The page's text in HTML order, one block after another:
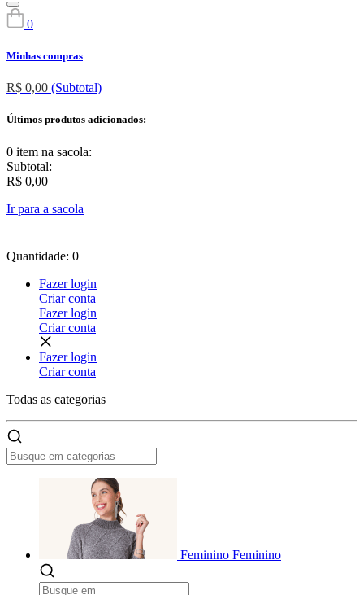
0
Minhas compras
R$ 0,00 (Subtotal)
Últimos produtos adicionados:
0 item na sacola:
Subtotal:
R$ 0,00
Ir para a sacola
Quantidade: 0
Fazer login
Criar conta
Fazer login
Criar conta
Fazer login
Criar conta
Todas as categorias
Feminino Feminino